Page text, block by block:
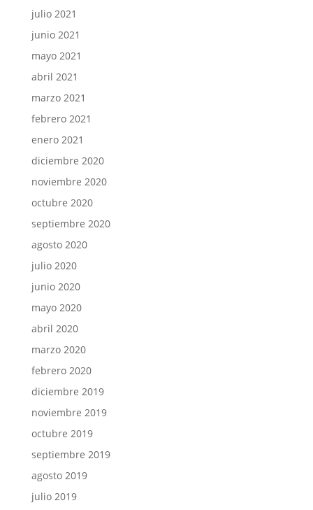
julio 2021
junio 2021
mayo 2021
abril 2021
marzo 2021
febrero 2021
enero 2021
diciembre 2020
noviembre 2020
octubre 2020
septiembre 2020
agosto 2020
julio 2020
junio 2020
mayo 2020
abril 2020
marzo 2020
febrero 2020
diciembre 2019
noviembre 2019
octubre 2019
septiembre 2019
agosto 2019
julio 2019